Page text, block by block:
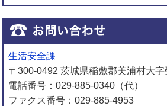
生活安全課
〒300-0492 茨城県稲敷郡美浦村大
電話番号：029-885-0340（代）
ファクス番号：029-885-4953